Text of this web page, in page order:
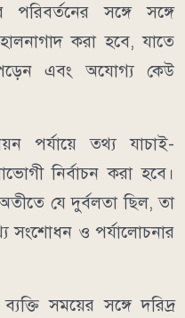
পরিবর্তনের সঙ্গে সঙ্গে
করা হবে, যাতে
এবং অযোগ্য কেউ
পর্যায়ে তথ্য যাচাই-
নির্বাচন করা হবে।
যে দুর্বলতা ছিল, তা
সংশোধন ও পর্যালোচনার
সময়ের সঙ্গে দরিদ্র